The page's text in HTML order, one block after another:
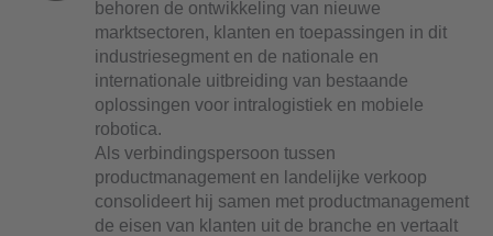
behoren de ontwikkeling van nieuwe
marktsectoren, klanten en toepassingen in dit
industriesegment en de nationale en
internationale uitbreiding van bestaande
oplossingen voor intralogistiek en mobiele
robotica.
Als verbindingspersoon tussen
productmanagement en landelijke verkoop
consolideert hij samen met productmanagement
de eisen van klanten uit de branche en vertaalt